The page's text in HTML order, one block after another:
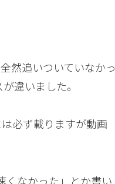
然追いついていなかっ
違いました。
必ず載りますが動画
くなかった」とか書い